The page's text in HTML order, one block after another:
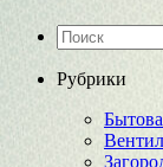
Рубрики